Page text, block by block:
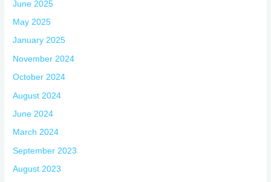
June 2025
May 2025
January 2025
November 2024
October 2024
August 2024
June 2024
March 2024
September 2023
August 2023